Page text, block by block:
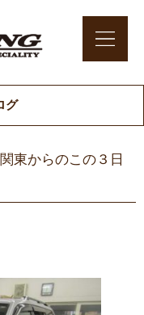
グ
東からのこの３日